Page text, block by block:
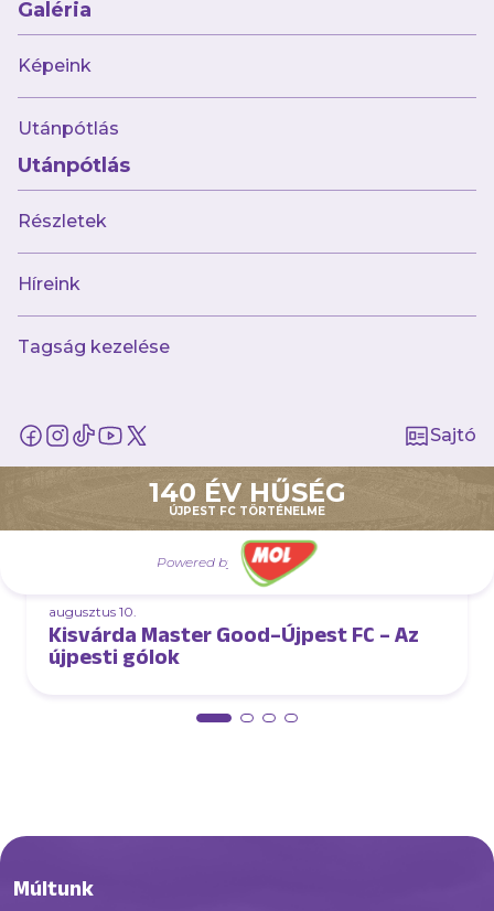
Galéria
Képeink
Utánpótlás
Utánpótlás
Részletek
Híreink
Tagság kezelése
Sajtó
140 ÉV HŰSÉG
ÚJPEST FC TÖRTÉNELME
Powered by
Simon, Tajti, Geiger, Tamás – Csoboth, Ljujic –
Karamoko.
Cserék: Banai, Genzler, Fehér, Babós, Dékei,
AJÁNLÓ
augusztus 10.
Kisvárda Master Good–Újpest FC – Az
újpesti gólok
Múltunk